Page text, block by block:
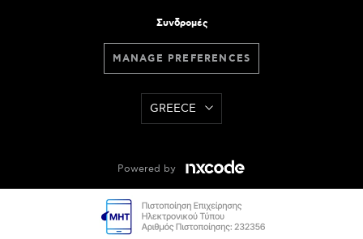
Συνδρομές
MANAGE PREFERENCES
GREECE
Powered by